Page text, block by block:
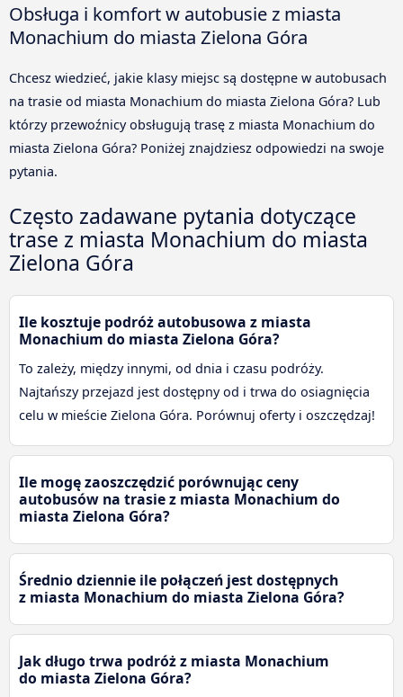
Obsługa i komfort w autobusie z miasta
Monachium do miasta Zielona Góra
Chcesz wiedzieć, jakie klasy miejsc są dostępne w autobusach
na trasie od miasta Monachium do miasta Zielona Góra? Lub
którzy przewoźnicy obsługują trasę z miasta Monachium do
miasta Zielona Góra? Poniżej znajdziesz odpowiedzi na swoje
pytania.
Często zadawane pytania dotyczące
trase z miasta Monachium do miasta
Zielona Góra
Ile kosztuje podróż autobusowa z miasta
Monachium do miasta Zielona Góra?
To zależy, między innymi, od dnia i czasu podróży.
Najtańszy przejazd jest dostępny od i trwa do osiagnięcia
celu w mieście Zielona Góra. Porównuj oferty i oszczędzaj!
Ile mogę zaoszczędzić porównując ceny
autobusów na trasie z miasta Monachium do
miasta Zielona Góra?
Średnio dziennie ile połączeń jest dostępnych
z miasta Monachium do miasta Zielona Góra?
Jak długo trwa podróż z miasta Monachium
do miasta Zielona Góra?